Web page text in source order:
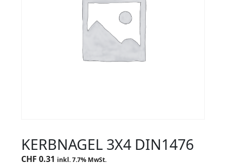
KERBNAGEL 3X4 DIN1476
CHF 0.31 inkl. 7.7% MwSt.